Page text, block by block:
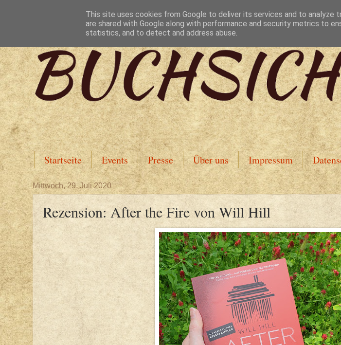
Startseite Events Presse Über uns Impressum
Mittwoch, 29. Juli 2020
Rezension: After the Fire von Will Hill
This site uses cookies from Google to deliver its services and to analyze
are shared with Google along with performance and security metrics to
statistics, and to detect and address abuse.